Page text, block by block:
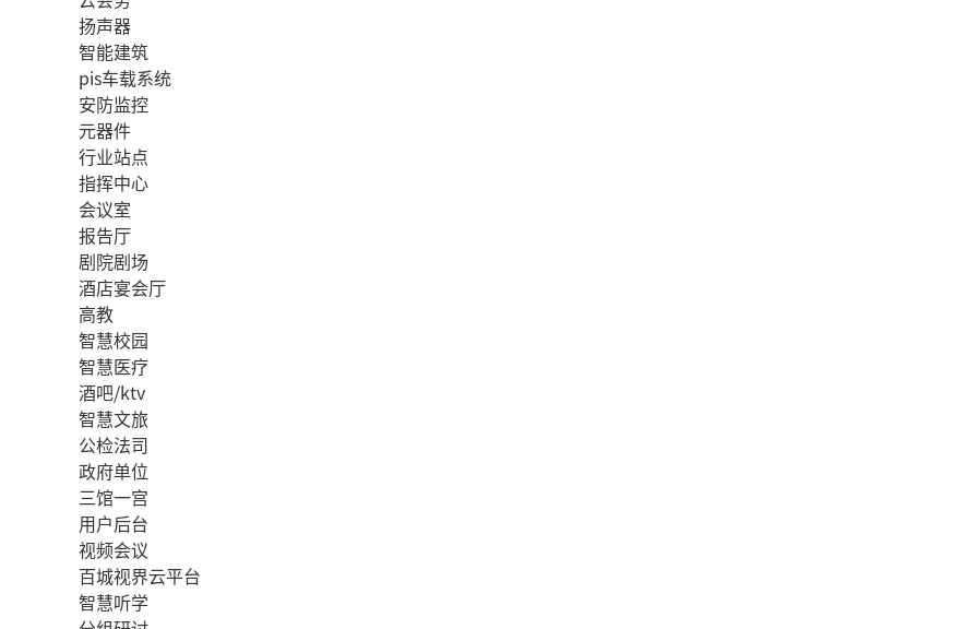
扬声器
智能建筑
pis车载系统
安防监控
元器件
行业站点
指挥中心
会议室
报告厅
剧院剧场
酒店宴会厅
高教
智慧校园
智慧医疗
酒吧/ktv
智慧文旅
公检法司
政府单位
三馆一宫
用户后台
视频会议
百城视界云平台
智慧听学